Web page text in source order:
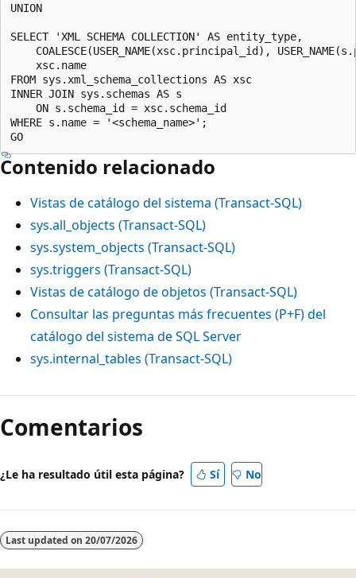
UNION
SELECT 'XML SCHEMA COLLECTION' AS entity_type,
COALESCE(USER_NAME(xsc.principal_id),
    xsc.name
FROM sys.xml_schema_collections AS xsc
INNER JOIN sys.schemas AS s
    ON s.schema_id = xsc.schema_id
WHERE s.name = '<schema_name>';
Contenido relacionado
Vistas de catálogo del sistema (Transact-SQL)
sys.all_objects (Transact-SQL)
sys.system_objects (Transact-SQL)
sys.triggers (Transact-SQL)
Vistas de catálogo de objetos (Transact-SQL)
Consultar las preguntas más frecuentes (P+F) del
catálogo del sistema de SQL Server
sys.internal_tables (Transact-SQL)
Comentarios
¿Le ha resultado útil esta página? Sí No
Last updated on 20/07/2026